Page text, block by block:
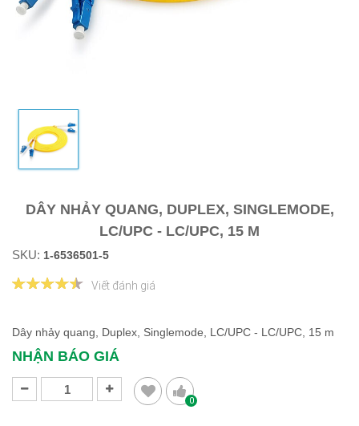
DÂY NHẢY QUANG, DUPLEX, SINGLEMODE,
LC/UPC - LC/UPC, 15 M
SKU: 1-6536501-5
Viết đánh giá
Dây nhảy quang, Duplex, Singlemode, LC/UPC - LC/UPC, 15 m
NHẬN BÁO GIÁ
0